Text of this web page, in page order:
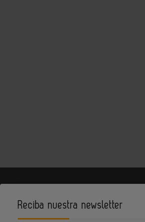
Reciba nuestra newsletter